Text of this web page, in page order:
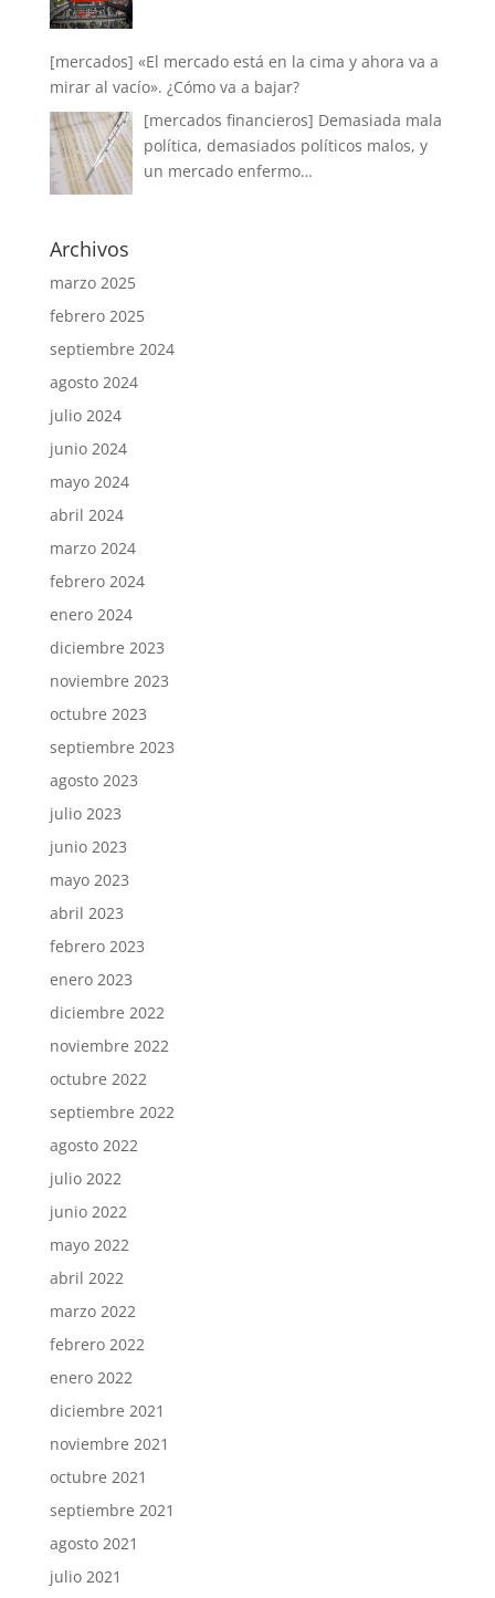
[mercados] «El mercado está en la cima y ahora va a
mirar al vacío». ¿Cómo va a bajar?
[mercados financieros] Demasiada mala
política, demasiados políticos malos, y
un mercado enfermo…
Archivos
marzo 2025
febrero 2025
septiembre 2024
agosto 2024
julio 2024
junio 2024
mayo 2024
abril 2024
marzo 2024
febrero 2024
enero 2024
diciembre 2023
noviembre 2023
octubre 2023
septiembre 2023
agosto 2023
julio 2023
junio 2023
mayo 2023
abril 2023
febrero 2023
enero 2023
diciembre 2022
noviembre 2022
octubre 2022
septiembre 2022
agosto 2022
julio 2022
junio 2022
mayo 2022
abril 2022
marzo 2022
febrero 2022
enero 2022
diciembre 2021
noviembre 2021
octubre 2021
septiembre 2021
agosto 2021
julio 2021